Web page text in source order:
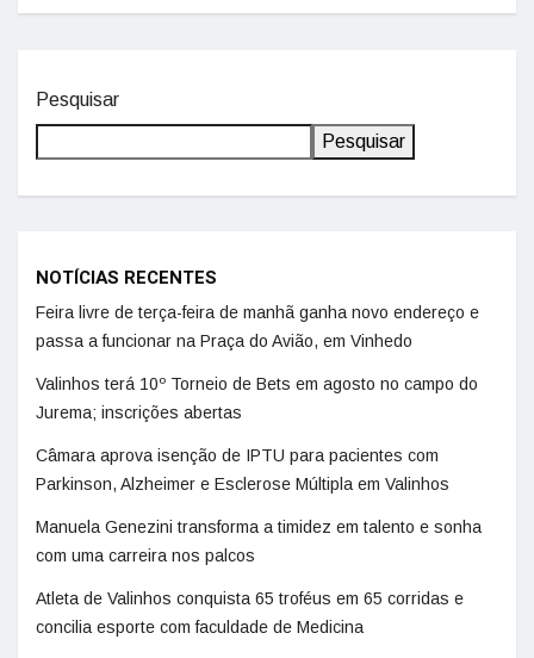
Pesquisar
Pesquisar
NOTÍCIAS RECENTES
Feira livre de terça-feira de manhã ganha novo endereço e
passa a funcionar na Praça do Avião, em Vinhedo
Valinhos terá 10º Torneio de Bets em agosto no campo do
Jurema; inscrições abertas
Câmara aprova isenção de IPTU para pacientes com
Parkinson, Alzheimer e Esclerose Múltipla em Valinhos
Manuela Genezini transforma a timidez em talento e sonha
com uma carreira nos palcos
Atleta de Valinhos conquista 65 troféus em 65 corridas e
concilia esporte com faculdade de Medicina